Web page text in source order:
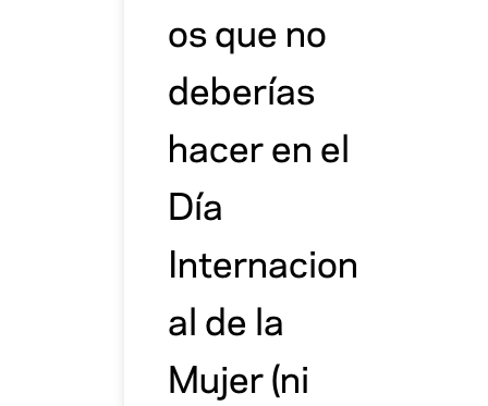
os que no
deberías
hacer en el
Día
Internacion
al de la
Mujer (ni